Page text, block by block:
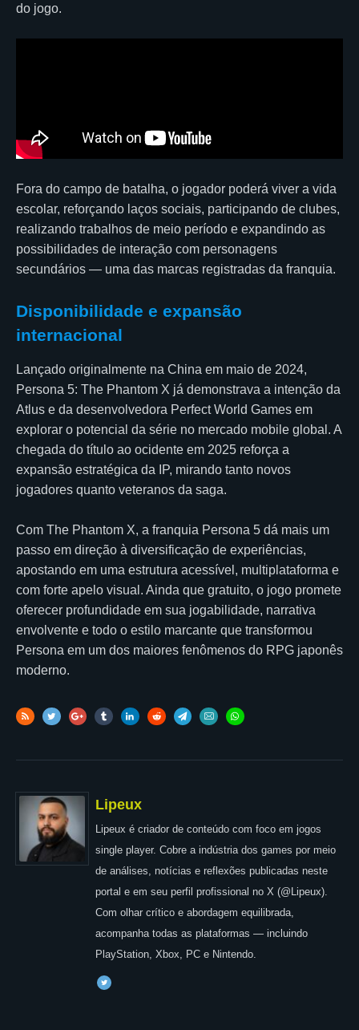
do jogo.
Fora do campo de batalha, o jogador poderá viver a vida
escolar, reforçando laços sociais, participando de clubes,
realizando trabalhos de meio período e expandindo as
possibilidades de interação com personagens
secundários — uma das marcas registradas da franquia.
Disponibilidade e expansão
internacional
Lançado originalmente na China em maio de 2024,
Persona 5: The Phantom X já demonstrava a intenção da
Atlus e da desenvolvedora Perfect World Games em
explorar o potencial da série no mercado mobile global. A
chegada do título ao ocidente em 2025 reforça a
expansão estratégica da IP, mirando tanto novos
jogadores quanto veteranos da saga.
Com The Phantom X, a franquia Persona 5 dá mais um
passo em direção à diversificação de experiências,
apostando em uma estrutura acessível, multiplataforma e
com forte apelo visual. Ainda que gratuito, o jogo promete
oferecer profundidade em sua jogabilidade, narrativa
envolvente e todo o estilo marcante que transformou
Persona em um dos maiores fenômenos do RPG japonês
moderno.
Lipeux
Lipeux é criador de conteúdo com foco em jogos
single player. Cobre a indústria dos games por meio
de análises, notícias e reflexões publicadas neste
portal e em seu perfil profissional no X (@Lipeux).
Com olhar crítico e abordagem equilibrada,
acompanha todas as plataformas — incluindo
PlayStation, Xbox, PC e Nintendo.